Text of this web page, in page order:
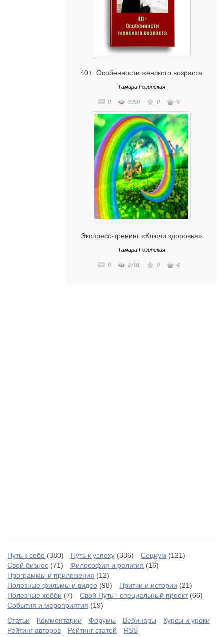
40+. Особенности женского возраста
Тамара Розинская
0 3350 0 6
Экспресс-тренинг «Ключи здоровья»
Тамара Розинская
0 2701 0 4
Путь к себе (380) Путь к успеху (336) Социум (121)
Свой бизнес (71) Философия и религия (16)
Программы и приложения (12)
Полезные фильмы и видео (98) Притчи и истории (21)
Полезные хобби (7) Свой Путь - специальный проект(66)
События и мероприятия (19)
Статьи
Комментарии Форумы Вебинары
Курсы и уроки
Рейтинг авторов
Рейтинг статей RSS